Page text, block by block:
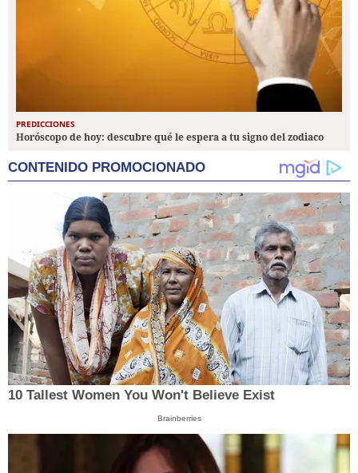
PREDICCIONES
Horóscopo de hoy: descubre qué le espera a tu signo del zodiaco
CONTENIDO PROMOCIONADO
10 Tallest Women You Won't Believe Exist
Brainberries